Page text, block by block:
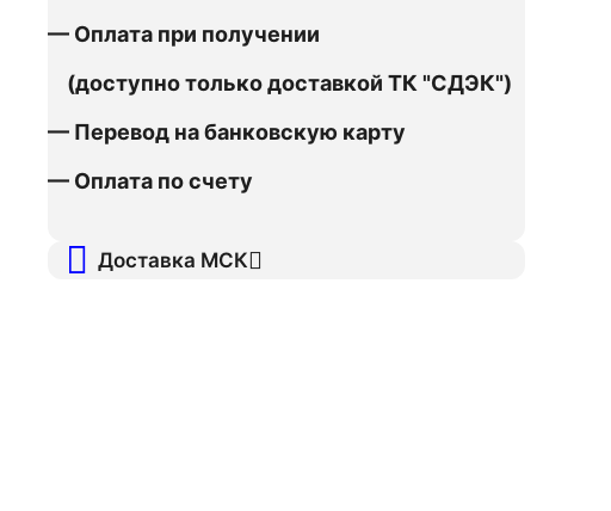
— Оплата при получении
(доступно только доставкой ТК "СДЭК")
— Перевод на банковскую карту
— Оплата по счету
Доставка МСК